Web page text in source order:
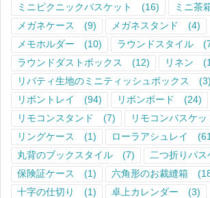
ミニピクニックバスケット
(16) ミニ茶
メガネケース
(9) メガネスタンド
(4)
メモホルダー
(10) ラウンドスタイル
ラウンドダストボックス
(12) リネン
リバティ生地のミニティッシュボックス
(3)
リボントレイ
(94) リボンボード
(24)
リモコンスタンド
(7) リモコンバスケッ
リングケース
(1) ローラアシュレイ
丸背のブックスタイル
(7) 二つ折りパス
保険証ケース
(1) 六角形のお裁縫箱
十字の仕切り
(1) 卓上カレンダー
(3)